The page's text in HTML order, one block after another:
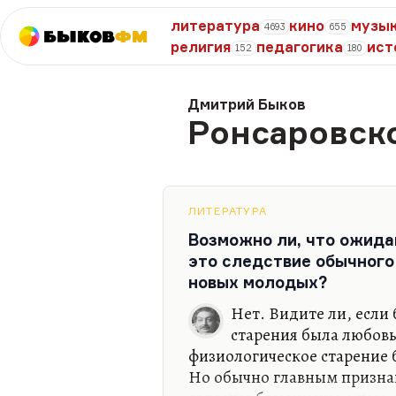
БыковФМ
литература 4693 кино 655
религия 152 педагогика 180
Дмитрий Быков
ЛИТЕРАТУРА
Возможно ли, что
это следствие
новых молодых?
Нет. Видите ли, если
старения была
физиологическое
Но обычно главным